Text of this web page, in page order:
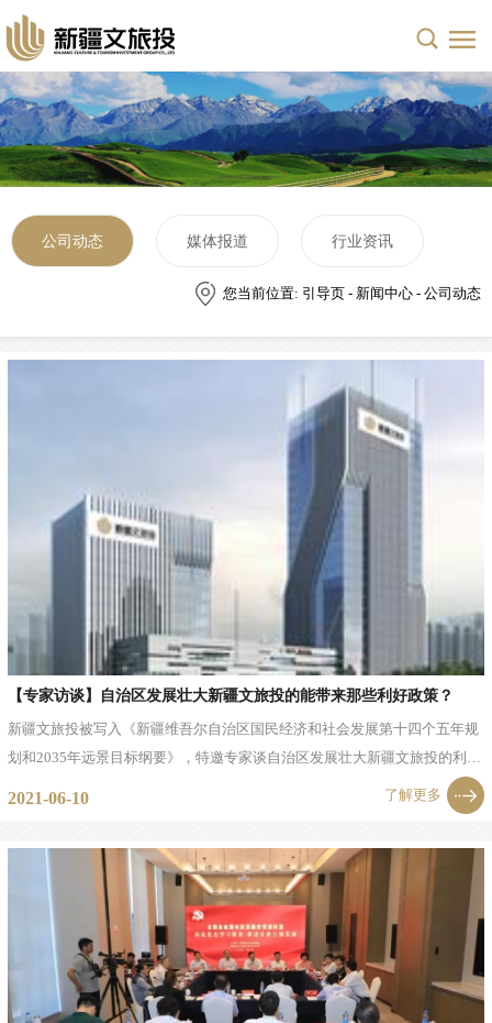
公司动态 媒体报道 行业资讯
您当前位置: 引导页 - 新闻中心 - 公司动态
【专家访谈】自治区发展壮大新疆文旅投的能带来那些利好政策？
新疆文旅投被写入《新疆维吾尔自治区国民经济和社会发展第十四个五年规
划和2035年远景目标纲要》，特邀专家谈自治区发展壮大新疆文旅投的利好
政策。丁盟简介2020年度中国国家旅游文旅新锐人物奖获得者；2020中国旅
2021-06-10 了解更多